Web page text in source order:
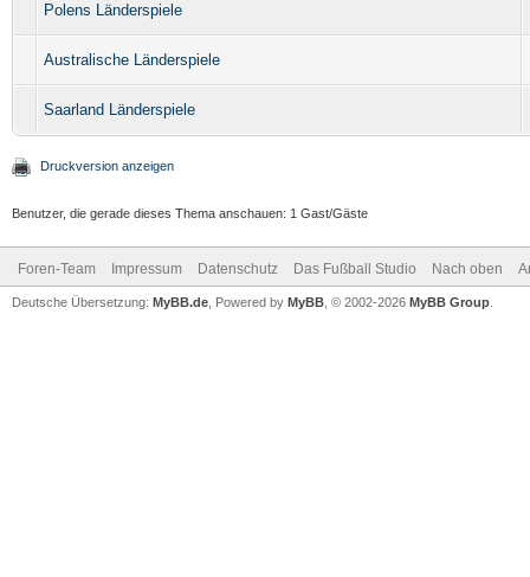
Polens Länderspiele
Australische Länderspiele
Saarland Länderspiele
Druckversion anzeigen
Benutzer, die gerade dieses Thema anschauen: 1 Gast/Gäste
Foren-Team Impressum Datenschutz Das Fußball Studio Nach oben
Deutsche Übersetzung: MyBB.de , Powered by MyBB , © 2002-2026 MyBB Group